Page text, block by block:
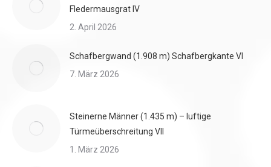
Fledermausgrat IV
2. April 2026
Schafbergwand (1.908 m) Schafbergkante VI
7. März 2026
Steinerne Männer (1.435 m) – luftige
Türmeüberschreitung VII
1. März 2026